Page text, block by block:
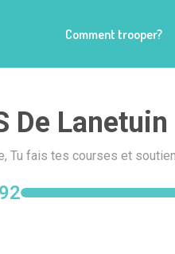
Comment trooper?
De Lanetuin
Tu fais tes courses et